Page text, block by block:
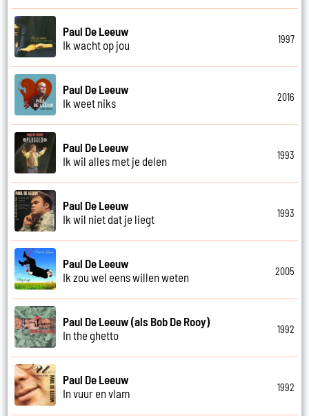
Paul De Leeuw
Ik wacht op jou
1997
Paul De Leeuw
Ik weet niks
2016
Paul De Leeuw
Ik wil alles met je delen
1993
Paul De Leeuw
Ik wil niet dat je liegt
1993
Paul De Leeuw
Ik zou wel eens willen weten
2005
Paul De Leeuw (als Bob De Rooy)
In the ghetto
1992
Paul De Leeuw
In vuur en vlam
1992